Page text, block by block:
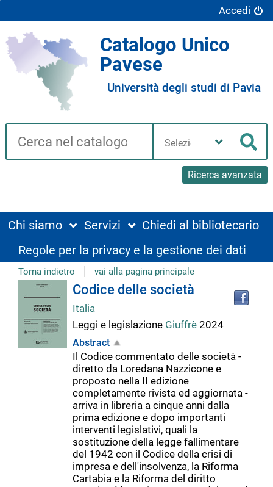
Accedi
Catalogo Unico
Pavese
Università degli studi di Pavia
Cerca su "Catalogo"
Ricerca avanzata
biblioteca
Chi siamo Servizi
Chiedi al bibliotecario
Regole per la privacy e la gestione dei dati
Torna indietro vai alla pagina principale
Dettaglio
del
documento
Codice delle società
Italia
Leggi e legislazione Giuffrè 2024
Abstract
Il Codice commentato delle società -
diretto da Loredana Nazzicone e
proposto nella II edizione
completamente rivista ed aggiornata -
arriva in libreria a cinque anni dalla
prima edizione e dopo importanti
interventi legislativi, quali la
sostituzione della legge fallimentare
del 1942 con il Codice della crisi di
impresa e dell'insolvenza, la Riforma
Cartabia e la Riforma del diritto